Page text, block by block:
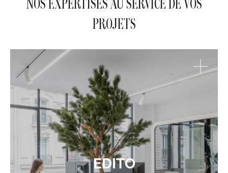
NOS EXPERTISES AU SERVICE DE VOS
PROJETS
EDITO